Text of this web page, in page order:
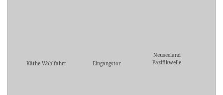
Käthe Wohlfahrt Eingangstor
Neuseeland
Pazifikwelle